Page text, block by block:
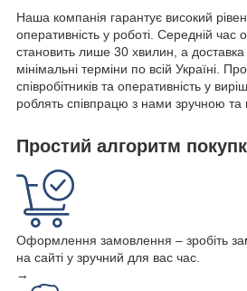
Наша компанія гарантує високий
оперативність у роботі. Середній час
становить лише 30 хвилин, а доставка
мінімальні терміни по всій Україні.
співробітників та оперативність у
роблять співпрацю з нами зручною та
Простий алгоритм
Оформлення замовлення – зробіть
на сайті у зручний для вас час.
→